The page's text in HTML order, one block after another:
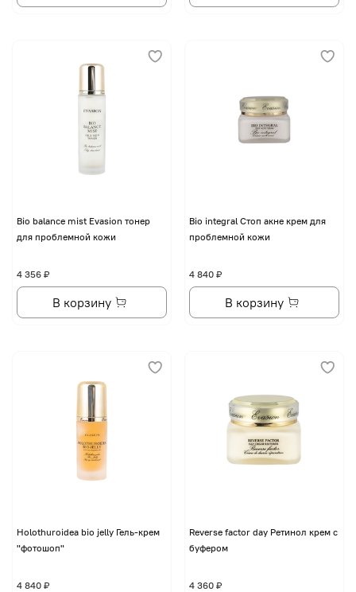
Bio balance mist Evasion тонер
для проблемной кожи
4 356 ₽
В корзину
Bio integral Стоп акне крем для
проблемной кожи
4 840 ₽
В корзину
Holothuroidea bio jelly Гель-крем
"фотошоп"
4 840 ₽
Reverse factor day Ретинол крем с
буфером
4 360 ₽